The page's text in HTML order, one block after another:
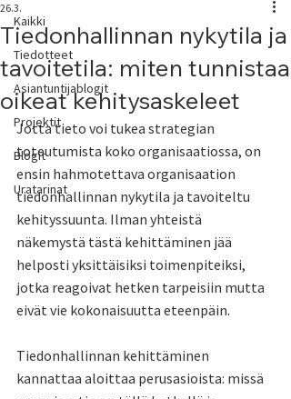
Kaikki
Tiedotteet
Asiantuntijablogit
Projektit
Blogit
Uratarinat
Tiedonhallinnan nykytila ja
tavoitetila: miten tunnistaa
oikeat kehitysaskeleet
26.3.
Jotta tieto voi tukea strategian
toteutumista koko organisaatiossa, on
ensin hahmotettava organisaation
tiedonhallinnan nykytila ja tavoiteltu
kehityssuunta. Ilman yhteistä
näkemystä tästä kehittäminen jää
helposti yksittäisiksi toimenpiteiksi,
jotka reagoivat hetken tarpeisiin mutta
eivät vie kokonaisuutta eteenpäin.
Tiedonhallinnan kehittäminen
kannattaa aloittaa perusasioista: missä